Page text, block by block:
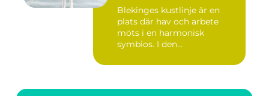
Blekinges kustlinje är en
plats där hav och arbete
möts i en harmonisk
symbios. I den...